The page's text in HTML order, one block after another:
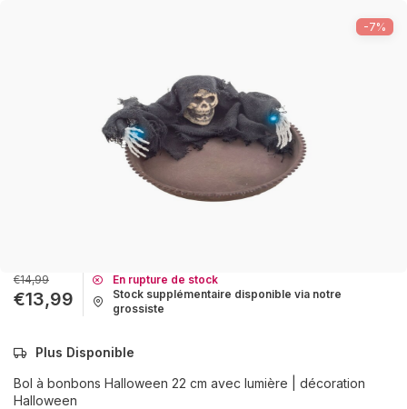
-7%
€14,99
€13,99
En rupture de stock
Stock supplémentaire disponible via notre
grossiste
Plus Disponible
Bol à bonbons Halloween 22 cm avec lumière | décoration
Halloween